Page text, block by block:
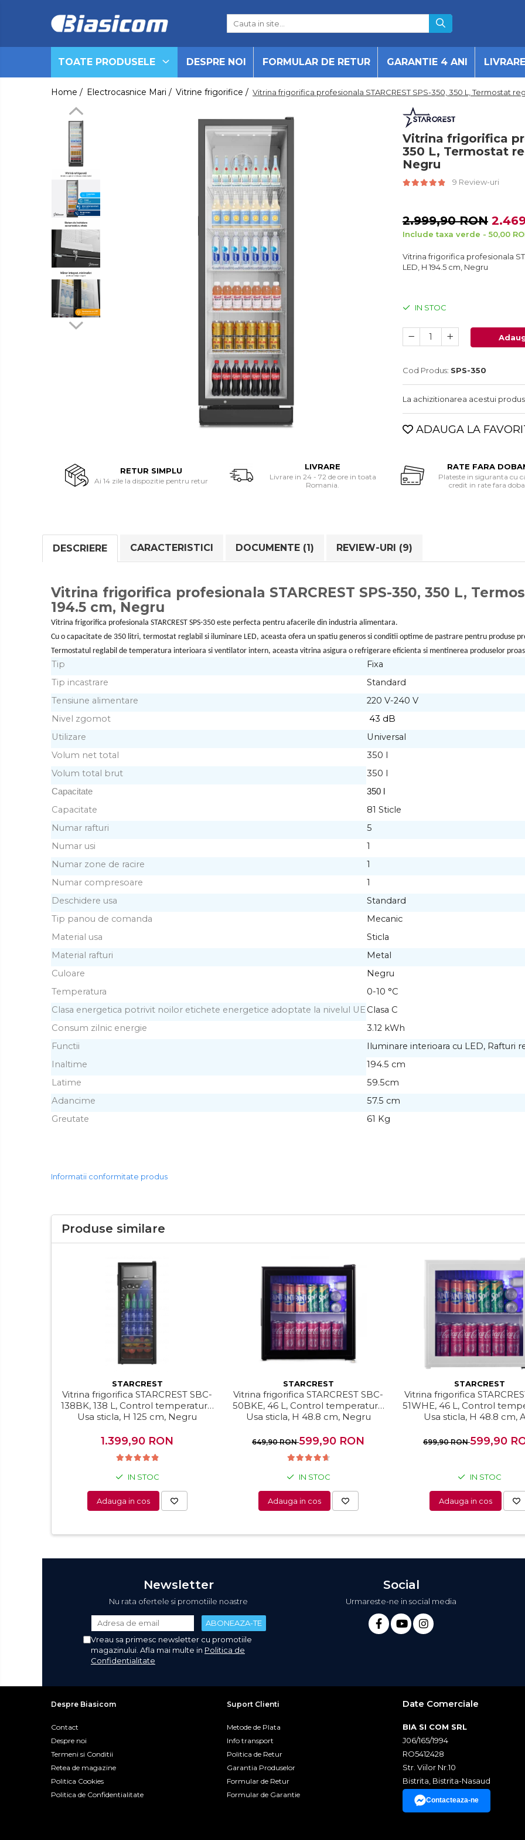
Electrocasnice Mari
Aparate frigorifice
Aparat cuburi de gheata
Combine frigorifice
Congelatoare verticale
Frigidere cu doua usi
Frigidere cu o usa
Lazi frigorifice
Side by side
Cuptoare cu microunde
Cuptoare cu microunde
Masini de spalat vase incorporabile
Vitrine frigorifice
Vitrine pentru vinuri
Accesorii aspiratoare
Aparate de bucatarie
Aparate de gatit cu aburi
Aparate de preparat desert
Aparate de vidat
Ascutitor cutite
Cântare de bucătărie
Fierbătoare
Masini de paine
Masini de tocat
Multicooker
Prăjitoare de pâine
Sandwich-maker
Storcătoare
Aparate de cafea
Espressoare
Aparate de scame
Fiare de calcat
Aparate de ras electrice
Aspiratoare de geamuri
Cantare corporale
Perii de par electrice
Periute de dinti electrice
Preparare ceai si cafea
Aparate de spumat lapte
accesori inghetata
Aparate de facut inghetata
Prajitoare de paine
Storcatoare
Storcatoare
TV,
Electronice
&
Gaming
Casa
&
Bricolaj
Sport
&
TOATE PRODUSELE DESPRE NOI FORMULAR DE RETUR GARANTIE 4 ANI LIVRARE
Home / Electrocasnice Mari / Vitrine frigorifice / Vitrina frigorifica profesionala STARCREST SPS-350, 350 L, Termostat
Vitrina frigorifica
350 L, Termostat
Negru
9 Review-uri
2.999,90 RON
Include taxa verde - 50,00
Vitrina frigorifica profesionala
LED, H 194.5 cm, Negru
IN STOC
Cod Produs: SPS-350
La achizitionarea acestui
ADAUGA LA
RETUR SIMPLU
Ai 14 zile la dispozitie pentru retur
LIVRARE
Livrare in 24 - 72 de ore in toata
Romania.
RATE FARA
Plateste in siguranta cu
credit in rate fara
DESCRIERE CARACTERISTICI DOCUMENTE (1) REVIEW-URI (9)
Vitrina frigorifica profesionala STARCREST SPS-350, 350 L,
194.5 cm, Negru
Vitrina frigorifica profesionala STARCREST SPS-350 este perfecta pentru afacerile din industria alimentara.
Cu o capacitate de 350 litri, termostat reglabil si iluminare LED, aceasta ofera un spatiu generos si conditii optime de pastrare pentru produse
Termostatul reglabil de temperatura interioara si ventilator intern, aceasta vitrina asigura o refrigerare eficienta si mentinerea produselor
Tip
Fixa
Tip incastrare
Standard
Tensiune alimentare
220 V-240 V
Nivel zgomot
43 dB
Utilizare
Universal
Volum net total
350 l
Volum total brut
350 l
Capacitate 350 l
Capacitate
81 Sticle
Numar rafturi
5
Numar usi
1
Numar zone de racire
1
Numar compresoare
1
Deschidere usa
Standard
Tip panou de comanda
Mecanic
Material usa
Sticla
Material rafturi
Metal
Culoare
Negru
Temperatura
0-10 °C
Clasa energetica potrivit noilor etichete energetice adoptate la nivelul UEClasa C
Consum zilnic energie
3.12 kWh
Functii
Iluminare interioara cu LED, Rafturi
Inaltime
194.5 cm
Latime
59.5cm
Adancime
57.5 cm
Greutate
61 Kg
Informatii conformitate produs
Produse similare
STARCREST
Vitrina frigorifica STARCREST SBC-
138BK, 138 L, Control temperatura,
Usa sticla, H 125 cm, Negru
1.399,90 RON
IN STOC
Adauga in cos
STARCREST
Vitrina frigorifica STARCREST SBC-
50BKE, 46 L, Control temperatura,
Usa sticla, H 48.8 cm, Negru
649,90 RON599,90 RON
IN STOC
Adauga in cos
STARCREST
Vitrina frigorifica
51WHE, 46 L, Control
Usa sticla, H 48.8 cm,
699,90 RON599,90
IN STOC
Adauga in cos
Newsletter
Nu rata ofertele si promotiile noastre
Vreau sa primesc newsletter cu promotiile
magazinului. Afla mai multe in Politica de
Confidentialitate
Social
Urmareste-ne in social media
Despre Biasicom
Contact
Despre noi
Termeni si Conditii
Retea de magazine
Politica Cookies
Politica de Confidentialitate
Suport Clienti
Metode de Plata
Info transport
Politica de Retur
Garantia Produselor
Formular de Retur
Formular de Garantie
Date Comerciale
BIA SI COM SRL
J06/165/1994
RO5412428
Str. Viilor Nr.10
Bistrita, Bistrita-Nasaud
Contacteaza-ne